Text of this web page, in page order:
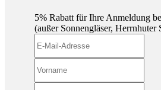
5% Rabatt für Ihre Anmeldung
(außer Sonnengläser,